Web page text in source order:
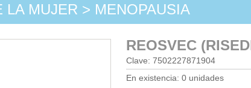
LA MUJER > MENOPAUSIA
REOSVEC
Clave: 7502227871904
En existencia: 0 unidades